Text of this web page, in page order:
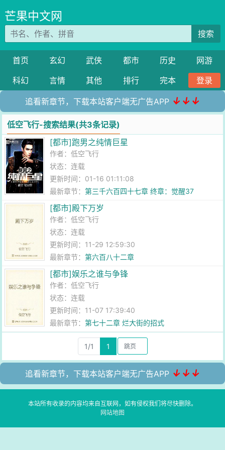
芒果中文网
搜索
首页 玄幻 武侠 都市 历史
网游
科幻
言情 其他 排行 完本 登录
追看新章节，下载本站客户端无广告APP ↓↓↓
低空飞行-搜索结果(共3条记录)
[都市]跑男之纯情巨星
作者：低空飞行
状态：连载
更新时间：01-16 01:11:08
最新章节：第三千六百四十七章 终章：觉醒37
[都市]殿下万岁
作者：低空飞行
状态：连载
更新时间：11-29 12:59:30
最新章节：第六百八十二章
[都市]娱乐之谁与争锋
作者：低空飞行
状态：连载
更新时间：11-07 17:39:40
最新章节：第七十二章 烂大街的招式
1/1 1
追看新章节，下载本站客户端无广告APP ↓↓↓
本站所有收录的内容均来自互联网，如有侵权我们将尽快删除。
网站地图